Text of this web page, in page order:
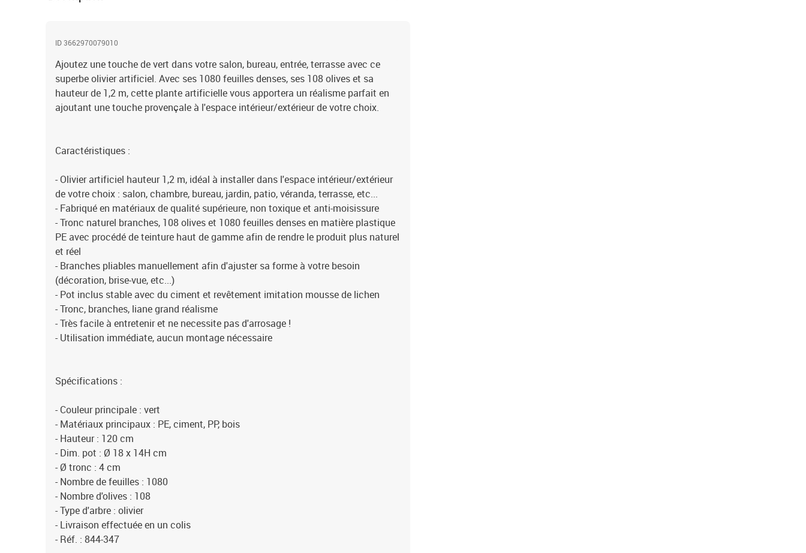
ID 3662970079010
Ajoutez une touche de vert dans votre salon, bureau, entrée, terrasse avec ce
superbe olivier artificiel. Avec ses 1080 feuilles denses, ses 108 olives et sa
hauteur de 1,2 m, cette plante artificielle vous apportera un réalisme parfait en
ajoutant une touche provençale à l'espace intérieur/extérieur de votre choix.
Caractéristiques :
- Olivier artificiel hauteur 1,2 m, idéal à installer dans l'espace intérieur/extérieur
de votre choix : salon, chambre, bureau, jardin, patio, véranda, terrasse, etc...
- Fabriqué en matériaux de qualité supérieure, non toxique et anti-moisissure
- Tronc naturel branches, 108 olives et 1080 feuilles denses en matière plastique
PE avec procédé de teinture haut de gamme afin de rendre le produit plus naturel
et réel
- Branches pliables manuellement afin d'ajuster sa forme à votre besoin
(décoration, brise-vue, etc...)
- Pot inclus stable avec du ciment et revêtement imitation mousse de lichen
- Tronc, branches, liane grand réalisme
- Très facile à entretenir et ne necessite pas d'arrosage !
- Utilisation immédiate, aucun montage nécessaire
Spécifications :
- Couleur principale : vert
- Matériaux principaux : PE, ciment, PP, bois
- Hauteur : 120 cm
- Dim. pot : Ø 18 x 14H cm
- Ø tronc : 4 cm
- Nombre de feuilles : 1080
- Nombre d'olives : 108
- Type d'arbre : olivier
- Livraison effectuée en un colis
- Réf. : 844-347